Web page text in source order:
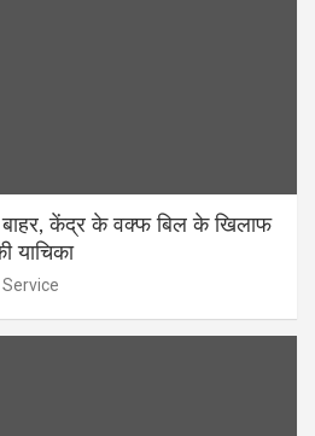
बाहर, केंद्र के वक्फ बिल के खिलाफ
याचिका